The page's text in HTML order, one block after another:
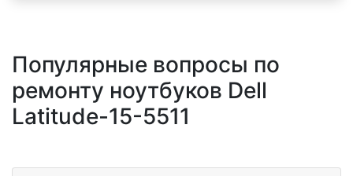
Популярные вопросы по
ремонту ноутбуков Dell
Latitude-15-5511